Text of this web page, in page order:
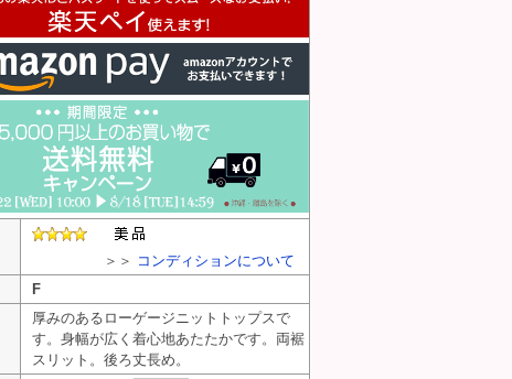
＞＞ コンディションについて
F
厚みのあるローゲージニットトップスで
す。身幅が広く着心地あたたかです。両裾
スリット。後ろ丈長め。